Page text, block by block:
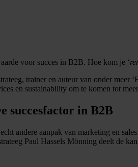
voor succes in B2B. Hoe kom je ‘
trainer en auteur van onder
en sustainability om te komen tot
succesfactor in B2B
andere aanpak van marketing en
Paul Hassels Mönning deelt de